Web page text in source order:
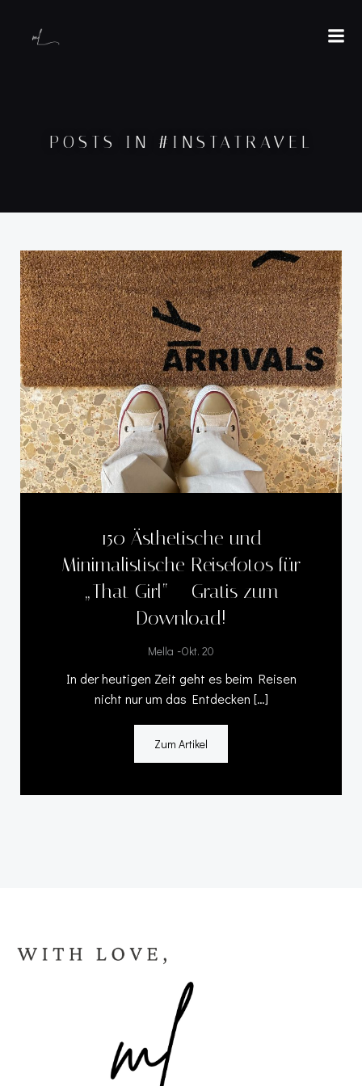
POSTS IN #INSTATRAVEL
150 Ästhetische und
Minimalistische Reisefotos für
„That Girl“ – Gratis zum
Download!
Mella -Okt. 20
In der heutigen Zeit geht es beim Reisen
nicht nur um das Entdecken […]
Zum Artikel